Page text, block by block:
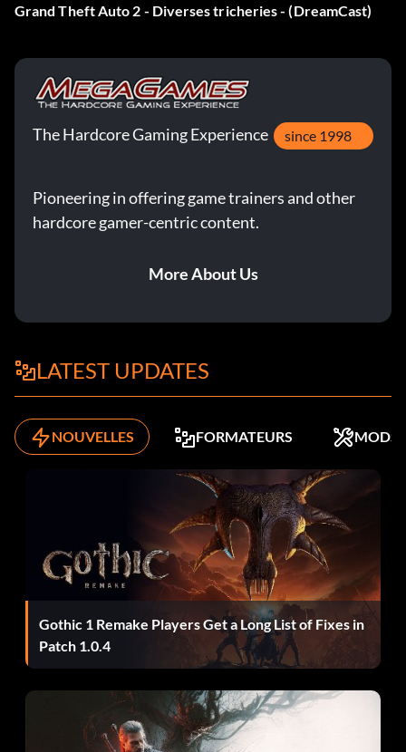
Grand Theft Auto 2 - Diverses tricheries - (DreamCast)
The Hardcore Gaming Experience since 1998
Pioneering in offering game trainers and other
hardcore gamer-centric content.
More About Us
LATEST UPDATES
NOUVELLES FORMATEURS MODS
Gothic 1 Remake Players Get a Long List of Fixes in
Patch 1.0.4